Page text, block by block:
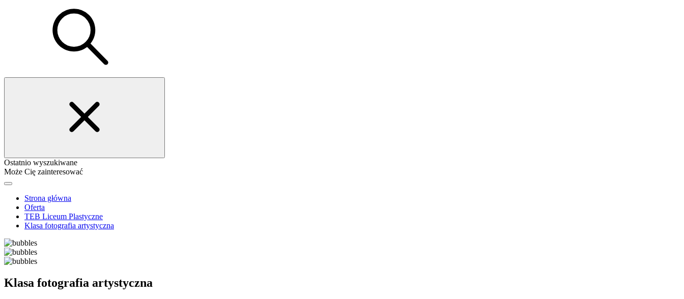
Ostatnio wyszukiwane
Może Cię zainteresować
Strona główna
Oferta
TEB Liceum Plastyczne
Klasa fotografia artystyczna
Klasa fotografia artystyczna